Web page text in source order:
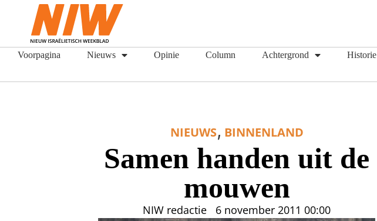
Voorpagina Nieuws Opinie Column Achtergrond Historie
NIEUWS, BINNENLAND
Samen handen uit de
mouwen
NIW redactie 6 november 2011 00:00